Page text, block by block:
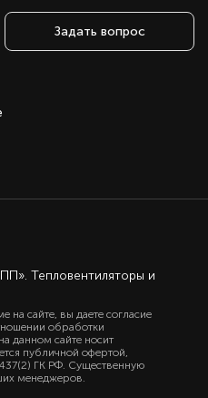
Задать вопрос
Тепловентиляторы и
сайте, вы даете согласие
обработки
данном сайте носит
публичной офертой,
ГК РФ. Существенную
менеджеров.
с нами, вы соглашаетесь на
файлов куки.
данных, можете
в нашем разделе
конфиденциальности